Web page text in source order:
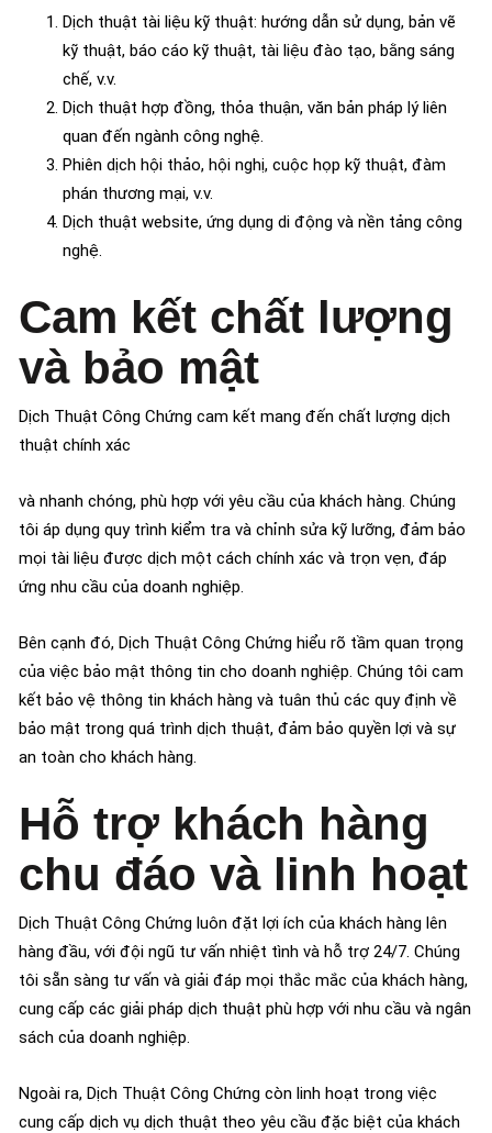
Dịch thuật tài liệu kỹ thuật: hướng dẫn sử dụng, bản vẽ
kỹ thuật, báo cáo kỹ thuật, tài liệu đào tạo, bằng sáng
chế, v.v.
Dịch thuật hợp đồng, thỏa thuận, văn bản pháp lý liên
quan đến ngành công nghệ.
Phiên dịch hội thảo, hội nghị, cuộc họp kỹ thuật, đàm
phán thương mại, v.v.
Dịch thuật website, ứng dụng di động và nền tảng công
nghệ.
Cam kết chất lượng
và bảo mật
Dịch Thuật Công Chứng cam kết mang đến chất lượng dịch
thuật chính xác
và nhanh chóng, phù hợp với yêu cầu của khách hàng. Chúng
tôi áp dụng quy trình kiểm tra và chỉnh sửa kỹ lưỡng, đảm bảo
mọi tài liệu được dịch một cách chính xác và trọn vẹn, đáp
ứng nhu cầu của doanh nghiệp.
Bên cạnh đó, Dịch Thuật Công Chứng hiểu rõ tầm quan trọng
của việc bảo mật thông tin cho doanh nghiệp. Chúng tôi cam
kết bảo vệ thông tin khách hàng và tuân thủ các quy định về
bảo mật trong quá trình dịch thuật, đảm bảo quyền lợi và sự
an toàn cho khách hàng.
Hỗ trợ khách hàng
chu đáo và linh hoạt
Dịch Thuật Công Chứng luôn đặt lợi ích của khách hàng lên
hàng đầu, với đội ngũ tư vấn nhiệt tình và hỗ trợ 24/7. Chúng
tôi sẵn sàng tư vấn và giải đáp mọi thắc mắc của khách hàng,
cung cấp các giải pháp dịch thuật phù hợp với nhu cầu và ngân
sách của doanh nghiệp.
Ngoài ra, Dịch Thuật Công Chứng còn linh hoạt trong việc
cung cấp dịch vụ dịch thuật theo yêu cầu đặc biệt của khách